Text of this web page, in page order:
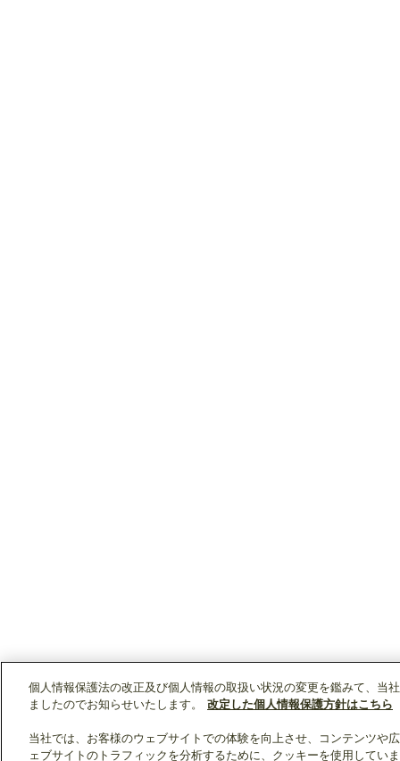
個人情報保護法の改正及び個人情報の取扱い状況の変更を鑑みて、当
ましたのでお知らせいたします。
改定した個人情報保護方針はこちら
当社では、お客様のウェブサイトでの体験を向上させ、コンテンツや
ェブサイトのトラフィックを分析するために、クッキーを使用してい